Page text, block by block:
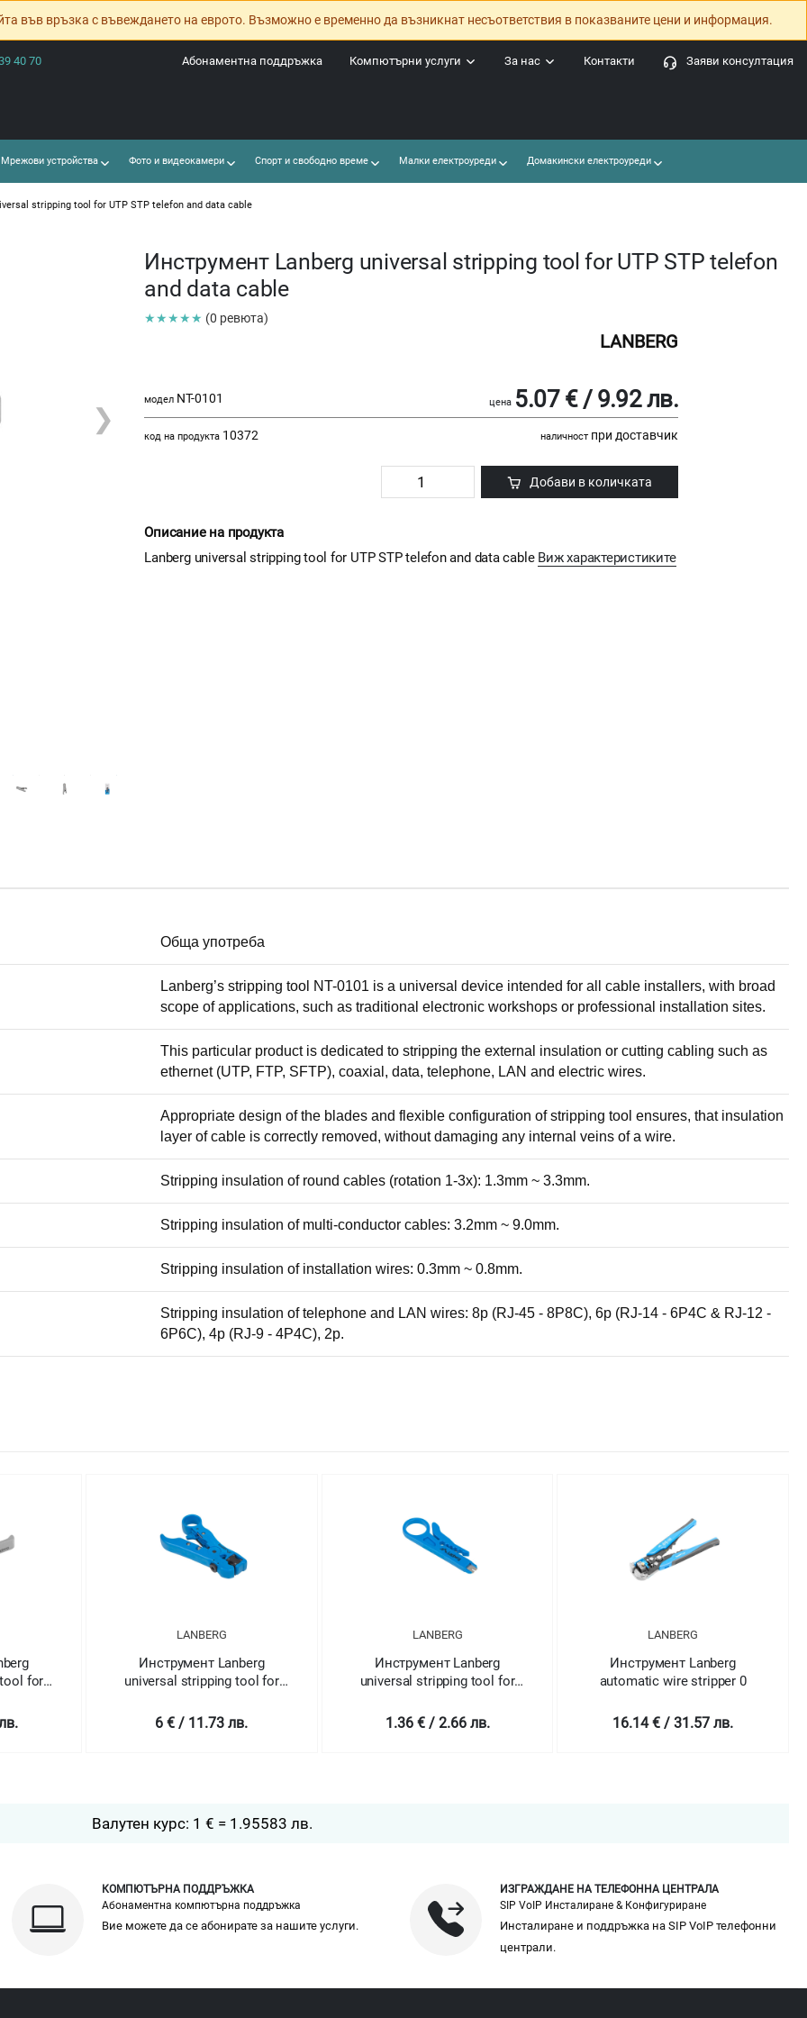
във връзка с въвеждането на еврото. Възможно е временно да възникнат несъответствия в показваните цени и информация.
40 70 Заяви консултация
Контакти
За нас
Компютърни услуги
Абонаментна поддръжка
устройства Фото и видеокамери Спорт и свободно време Малки електроуреди Домакински електроуреди
stripping tool for UTP STP telefon and data cable
❯
Инструмент Lanberg universal stripping tool for UTP STP telefon
and data cable
★★★★★ (0 ревюта)
LANBERG
модел NT-0101 цена 5.07 € / 9.92 лв.
код на продукта 10372 наличност при доставчик
Добави в количката
Описание на продукта
Lanberg universal stripping tool for UTP STP telefon and data cable Виж характеристиките
Обща употреба
Lanberg’s stripping tool NT-0101 is a universal device intended for all cable installers, with broad
scope of applications, such as traditional electronic workshops or professional installation sites.
This particular product is dedicated to stripping the external insulation or cutting cabling such as
ethernet (UTP, FTP, SFTP), coaxial, data, telephone, LAN and electric wires.
Appropriate design of the blades and flexible configuration of stripping tool ensures, that insulation
layer of cable is correctly removed, without damaging any internal veins of a wire.
Stripping insulation of round cables (rotation 1-3x): 1.3mm ~ 3.3mm.
Stripping insulation of multi-conductor cables: 3.2mm ~ 9.0mm.
Stripping insulation of installation wires: 0.3mm ~ 0.8mm.
Stripping insulation of telephone and LAN wires: 8p (RJ-45 - 8P8C), 6p (RJ-14 - 6P4C & RJ-12 -
6P6C), 4p (RJ-9 - 4P4C), 2p.
for
LANBERG
Инструмент Lanberg
universal stripping tool for
6 € / 11.73 лв.
LANBERG
Инструмент Lanberg
universal stripping tool for
1.36 € / 2.66 лв.
LANBERG
Инструмент Lanberg
automatic wire stripper 0
16.14 € / 31.57 лв.
Валутен курс: 1 € = 1.95583 лв.
КОМПЮТЪРНА ПОДДРЪЖКА
Абонаментна компютърна поддръжка
Вие можете да се абонирате за нашите услуги.
ИЗГРАЖДАНЕ НА ТЕЛЕФОННА ЦЕНТРАЛА
SIP VoIP Инсталиране & Конфигуриране
Инсталиране и поддръжка на SIP VoIP телефонни
централи.